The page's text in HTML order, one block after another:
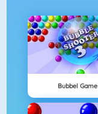
Bubbel Game